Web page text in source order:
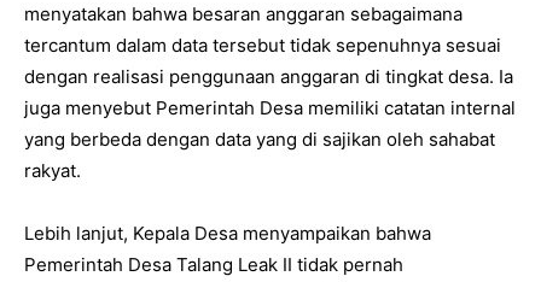
menyatakan bahwa besaran anggaran sebagaimana
tercantum dalam data tersebut tidak sepenuhnya sesuai
dengan realisasi penggunaan anggaran di tingkat desa. Ia
juga menyebut Pemerintah Desa memiliki catatan internal
yang berbeda dengan data yang di sajikan oleh sahabat
rakyat.
‎Lebih lanjut, Kepala Desa menyampaikan bahwa
Pemerintah Desa Talang Leak II tidak pernah